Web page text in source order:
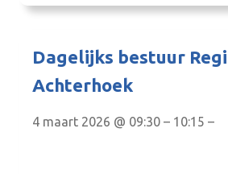
Dagelijks bestuur
Achterhoek
4 maart 2026 @ 09:30 – 10:15 –